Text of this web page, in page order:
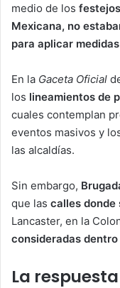
medio de los festejos
Mexicana, no
para aplicar
En la Gaceta Oficial
los lineamientos de
cuales contemplan
eventos masivos y
las alcaldías.
Sin embargo,
que las calles donde
Lancaster, en la
consideradas dentro
La